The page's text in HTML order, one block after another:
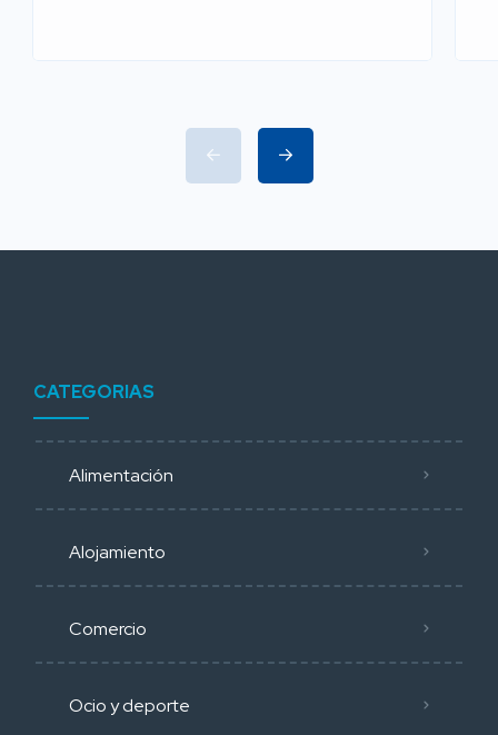
CATEGORIAS
Alimentación
Alojamiento
Comercio
Ocio y deporte